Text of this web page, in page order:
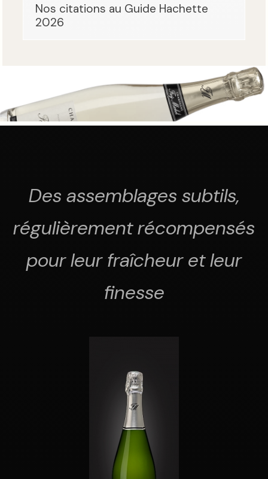
Nos citations au Guide Hachette
2026
Des assemblages subtils,
régulièrement récompensés
pour leur fraîcheur et leur
finesse